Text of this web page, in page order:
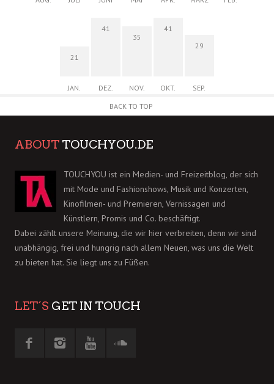
21
JAN.
41
DEZ.
35
NOV.
41
OKT.
29
SEP.
BACK TO TOP
ABOUT TOUCHYOU.DE
TOUCHYOU ist ein Medien- und Freizeitblog, der sich
mit Mode und Fashionshows, Musik und Konzerten,
Kinofilmen- und Premieren, Vernissagen und
Künstlern, Promis und Co. beschäftigt.
Dabei zählt unsere Meinung, die wir hier verbreiten, denn wir sind
unabhängig, frei und hungrig nach allem Neuen, was uns die Welt
zu bieten hat. Sie liegt uns zu Füßen.
LET´S GET IN TOUCH